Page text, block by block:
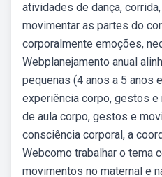
atividades de dança,
movimentar as partes do
corporalmente emoções,
Webplanejamento anual
pequenas (4 anos a 5 anos
experiência corpo, gestos e
de aula corpo, gestos e
consciência corporal, a
Webcomo trabalhar o tema
movimentos no maternal e